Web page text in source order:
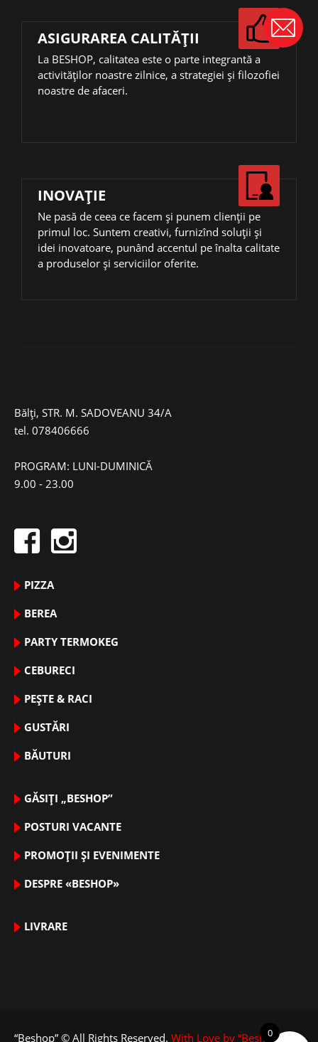
ASIGURAREA CALITĂȚII
La BESHOP, calitatea este o parte integrantă a
activităţilor noastre zilnice, a strategiei și filozofiei
noastre de afaceri.
INOVAŢIE
Ne pasă de ceea ce facem și punem clienții pe
primul loc. Suntem creativi, furnizînd soluții și
idei inovatoare, punând accentul pe înalta calitate
a produselor și serviciilor oferite.
Bălți, STR. M. SADOVEANU 34/A
tel. 078406666
PROGRAM: LUNI-DUMINICĂ
9.00 - 23.00
PIZZA
BEREA
PARTY TERMOKEG
CEBURECI
PEȘTE & RACI
GUSTĂRI
BĂUTURI
GĂSIȚI „BESHOP”
POSTURI VACANTE
PROMOȚII ȘI EVENIMENTE
DESPRE «BESHOP»
LIVRARE
“Beshop” © All Rights Reserved. With Love by “Beshop”
0